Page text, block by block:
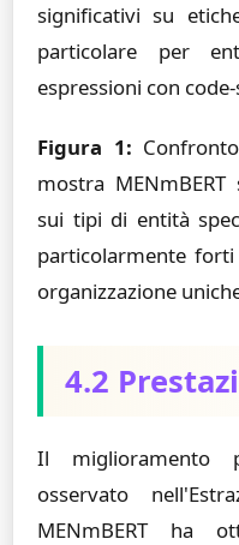
significativi su
particolare per
espressioni con
Figura 1:
mostra
sui tipi di entità
particolarmente
organizzazione
4.2
Il miglioramento
osservato
MENmBERT ha